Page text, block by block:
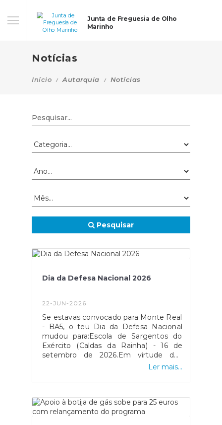
Junta de Freguesia de Olho
Marinho
Notícias
Início Autarquia Notícias
Pesquisar
Dia da Defesa Nacional 2026
22-JUN-2026
Se estavas convocado para Monte Real
- BA5, o teu Dia da Defesa Nacional
mudou para:Escola de Sargentos do
Exército (Caldas da Rainha) - 16 de
setembro de 2026.Em virtude dos
efeitos provocados pela passagem da
conta a incapacitação do Centro de
Monte Real, sediado na Base Aérea N.º
5, informa-se que a Direção-geral de
Ler mais...